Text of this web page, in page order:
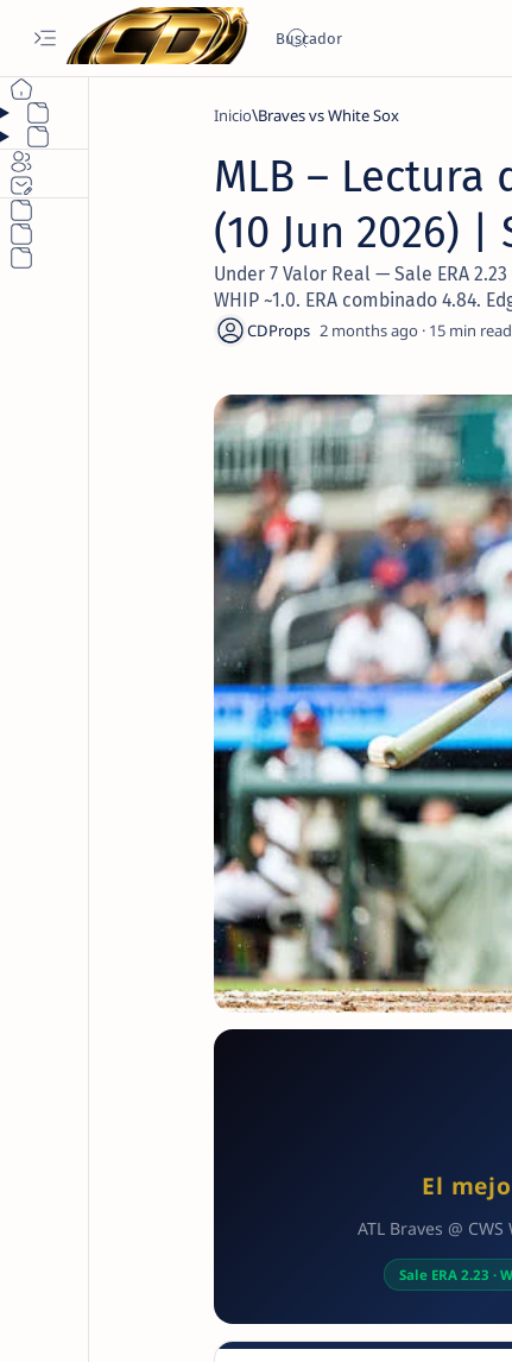
Inicio Braves vs White Sox
MLB – Lectura
(10 Jun 2026) |
Under 7 Valor Real — Sale ERA
WHIP ~1.0. ERA combinado 4.84.
2 months ago 15
El
ATL Braves @
Sale ERA 2.23 ·